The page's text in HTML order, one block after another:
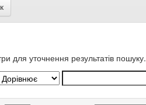
для уточнення результатів пошуку.